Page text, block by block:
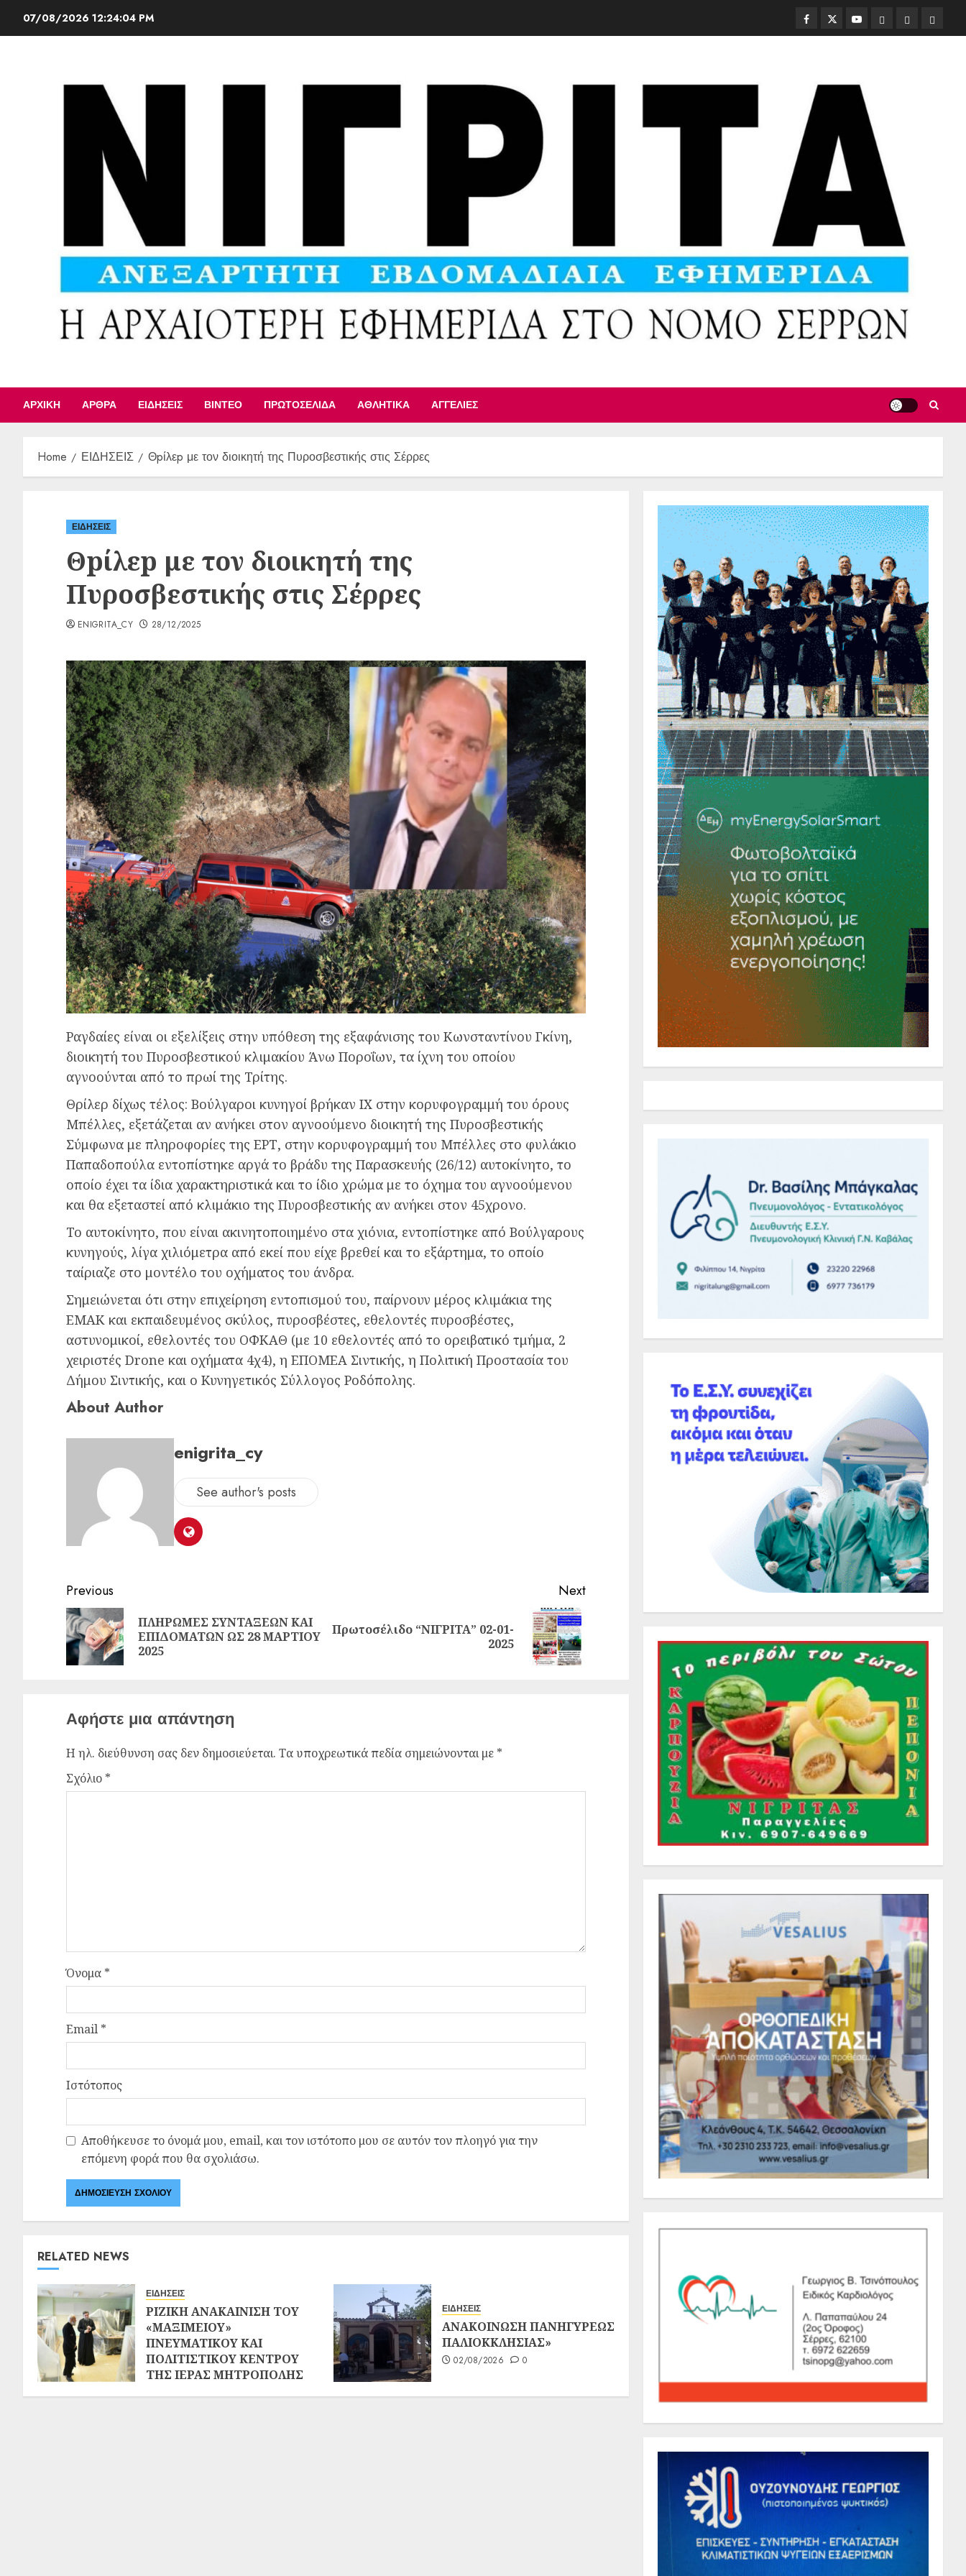
07/08/2026 12:24:05 PM
ΑΡΧΙΚΉ ΆΡΘΡΑ ΕΙΔΉΣΕΙΣ ΒΊΝΤΕΟ ΠΡΩΤΟΣΈΛΙΔΑ ΑΘΛΗΤΙΚΆ ΑΓΓΕΛΊΕΣ
Home ΕΙΔΗΣΕΙΣ Θpίλεp με τον διοικητή της Πυροσβεστικής στις Σέρρες
ΕΙΔΗΣΕΙΣ
Θpίλεp με τον διοικητή της
Πυροσβεστικής στις Σέρρες
ENIGRITA_CY 28/12/2025
Ραγδαίες είναι οι εξελίξεις στην υπόθεση της εξαφάνισης του Κωνσταντίνου Γκίνη,
διοικητή του Πυροσβεστικού κλιμακίου Άνω Ποροΐων, τα ίχνη του οποίου
αγνοούνται από το πρωί της Τρίτης.
Θρίλερ δίχως τέλος: Βούλγαροι κυνηγοί βρήκαν ΙΧ στην κορυφογραμμή του όρους
Μπέλλες, εξετάζεται αν ανήκει στον αγνοούμενο διοικητή της Πυροσβεστικής
Σύμφωνα με πληροφορίες της ΕΡΤ, στην κορυφογραμμή του Μπέλλες στο φυλάκιο
Παπαδοπούλα εντοπίστηκε αργά το βράδυ της Παρασκευής (26/12) αυτοκίνητο, το
οποίο έχει τα ίδια χαρακτηριστικά και το ίδιο χρώμα με το όχημα του αγνοούμενου
και θα εξεταστεί από κλιμάκιο της Πυροσβεστικής αν ανήκει στον 45χρονο.
Το αυτοκίνητο, που είναι ακινητοποιημένο στα χιόνια, εντοπίστηκε από Βούλγαρους
κυνηγούς, λίγα χιλιόμετρα από εκεί που είχε βρεθεί και το εξάρτημα, το οποίο
ταίριαζε στο μοντέλο του οχήματος του άνδρα.
Σημειώνεται ότι στην επιχείρηση εντοπισμού του, παίρνουν μέρος κλιμάκια της
ΕΜΑΚ και εκπαιδευμένος σκύλος, πυροσβέστες, εθελοντές πυροσβέστες,
αστυνομικοί, εθελοντές του ΟΦΚΑΘ (με 10 εθελοντές από το ορειβατικό τμήμα, 2
χειριστές Drone και οχήματα 4χ4), η ΕΠΟΜΕΑ Σιντικής, η Πολιτική Προστασία του
Δήμου Σιντικής, και ο Κυνηγετικός Σύλλογος Ροδόπολης.
About Author
enigrita_cy
See author's posts
Previous
ΠΛΗΡΩΜΕΣ ΣΥΝΤΑΞΕΩΝ ΚΑΙ
ΕΠΙΔΟΜΑΤΩΝ ΩΣ 28 ΜΑΡΤΙΟΥ
2025
Next
Πρωτοσέλιδο “ΝΙΓΡΙΤΑ” 02-01-
2025
Αφήστε μια απάντηση
Η ηλ. διεύθυνση σας δεν δημοσιεύεται. Τα υποχρεωτικά πεδία σημειώνονται με *
Σχόλιο *
Όνομα *
Email *
Ιστότοπος
Αποθήκευσε το όνομά μου, email, και τον ιστότοπο μου σε αυτόν τον πλοηγό για την
επόμενη φορά που θα σχολιάσω.
RELATED NEWS
ΕΙΔΗΣΕΙΣ
ΡΙΖΙΚΗ ΑΝΑΚΑΙΝΙΣΗ ΤΟΥ
«ΜΑΞΙΜΕΙΟΥ»
ΠΝΕΥΜΑΤΙΚΟΥ ΚΑΙ
ΠΟΛΙΤΙΣΤΙΚΟΥ ΚΕΝΤΡΟΥ
ΤΗΣ ΙΕΡΑΣ ΜΗΤΡΟΠΟΛΗΣ
ΕΙΔΗΣΕΙΣ
ΑΝΑΚΟΙΝΩΣΗ ΠΑΝΗΓΥΡΕΩΣ
ΠΑΛΙΟΚΚΛΗΣΙΑΣ»
02/08/2026 0